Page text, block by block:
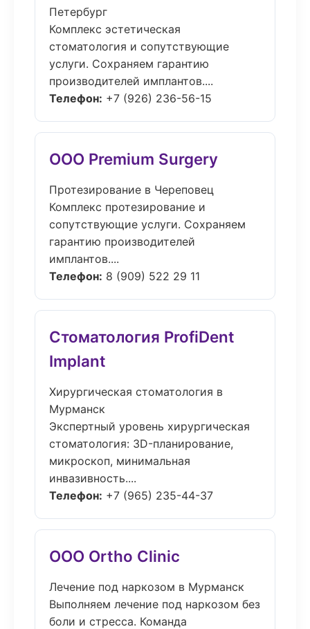
Петербург
Комплекс эстетическая
стоматология и сопутствующие
услуги. Сохраняем гарантию
производителей имплантов....
Телефон: +7 (926) 236-56-15
ООО Premium Surgery
Протезирование в Череповец
Комплекс протезирование и
сопутствующие услуги. Сохраняем
гарантию производителей
имплантов....
Телефон: 8 (909) 522 29 11
Стоматология ProfiDent
Implant
Хирургическая стоматология в
Мурманск
Экспертный уровень хирургическая
стоматология: 3D-планирование,
микроскоп, минимальная
инвазивность....
Телефон: +7 (965) 235-44-37
ООО Ortho Clinic
Лечение под наркозом в Мурманск
Выполняем лечение под наркозом без
боли и стресса. Команда